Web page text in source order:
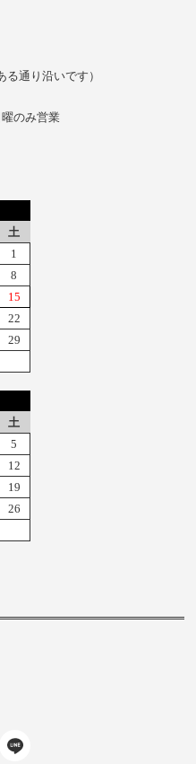
通り沿いです）
のみ営業
土
1
8
15
22
29
土
5
12
19
26